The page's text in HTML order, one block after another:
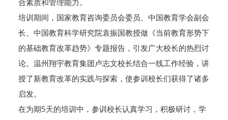
合素质和管理能力。
培训期间，国家教育咨询委员会委员、中国教育学会副会
长、中国教育科学研究院袁振国教授做《当前教育形势下
的基础教育改革趋势》专题报告，引发广大校长的热烈讨
论。温州翔宇教育集团卢志文校长结合一线工作经验，讲
授了新教育改革的实践与探索，使参训校长们获得了诸多
启发。
在为期5天的培训中，参训校长认真学习，积极研讨，学